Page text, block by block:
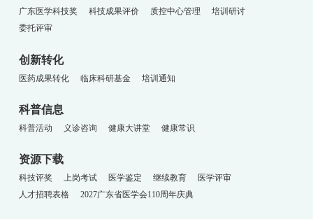
广东医学科技奖 科技成果评价 质控中心管理
培训研讨
委托评审
创新转化
医药成果转化 临床科研基金 培训通知
科普信息
科普活动 义诊咨询 健康大讲堂 健康常识
资源下载
科技评奖 上岗考试 医学鉴定 继续教育
医学评审
人才招聘表格
2027广东省医学会110周年庆典